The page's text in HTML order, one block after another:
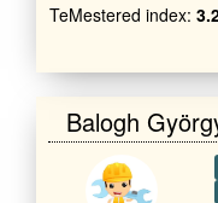
TeMestered index:
Balogh